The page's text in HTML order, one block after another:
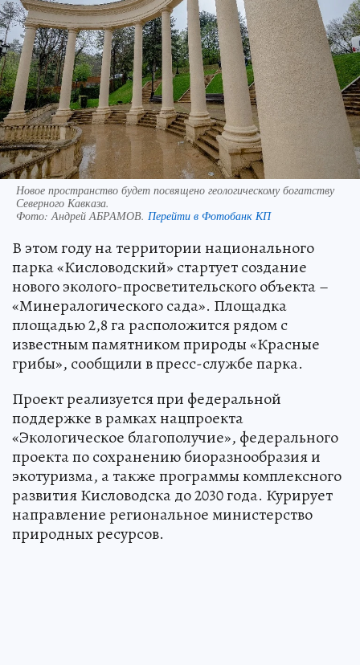
Новое пространство будет посвящено геологическому богатству
Северного Кавказа.
Фото: Андрей АБРАМОВ. Перейти в Фотобанк КП
В этом году на территории национального
парка «Кисловодский» стартует создание
нового эколого-просветительского объекта –
«Минералогического сада». Площадка
площадью 2,8 га расположится рядом с
известным памятником природы «Красные
грибы», сообщили в пресс-службе парка.
Проект реализуется при федеральной
поддержке в рамках нацпроекта
«Экологическое благополучие», федерального
проекта по сохранению биоразнообразия и
экотуризма, а также программы комплексного
развития Кисловодска до 2030 года. Курирует
направление региональное министерство
природных ресурсов.